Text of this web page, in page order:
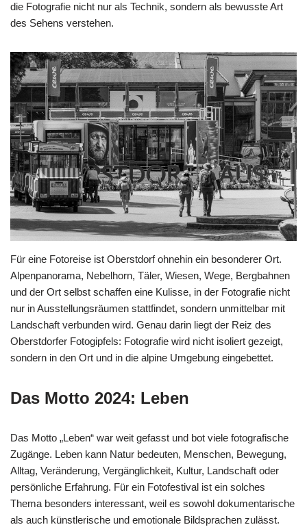
die Fotografie nicht nur als Technik, sondern als bewusste Art
des Sehens verstehen.
Für eine Fotoreise ist Oberstdorf ohnehin ein besonderer Ort.
Alpenpanorama, Nebelhorn, Täler, Wiesen, Wege, Bergbahnen
und der Ort selbst schaffen eine Kulisse, in der Fotografie nicht
nur in Ausstellungsräumen stattfindet, sondern unmittelbar mit
Landschaft verbunden wird. Genau darin liegt der Reiz des
Oberstdorfer Fotogipfels: Fotografie wird nicht isoliert gezeigt,
sondern in den Ort und in die alpine Umgebung eingebettet.
Das Motto 2024: Leben
Das Motto „Leben“ war weit gefasst und bot viele fotografische
Zugänge. Leben kann Natur bedeuten, Menschen, Bewegung,
Alltag, Veränderung, Vergänglichkeit, Kultur, Landschaft oder
persönliche Erfahrung. Für ein Fotofestival ist ein solches
Thema besonders interessant, weil es sowohl dokumentarische
als auch künstlerische und emotionale Bildsprachen zulässt.